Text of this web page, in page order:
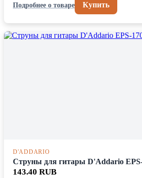
Подробнее о товаре
Купить
D'ADDARIO
Струны для гитары D'Addario
143.40 RUB